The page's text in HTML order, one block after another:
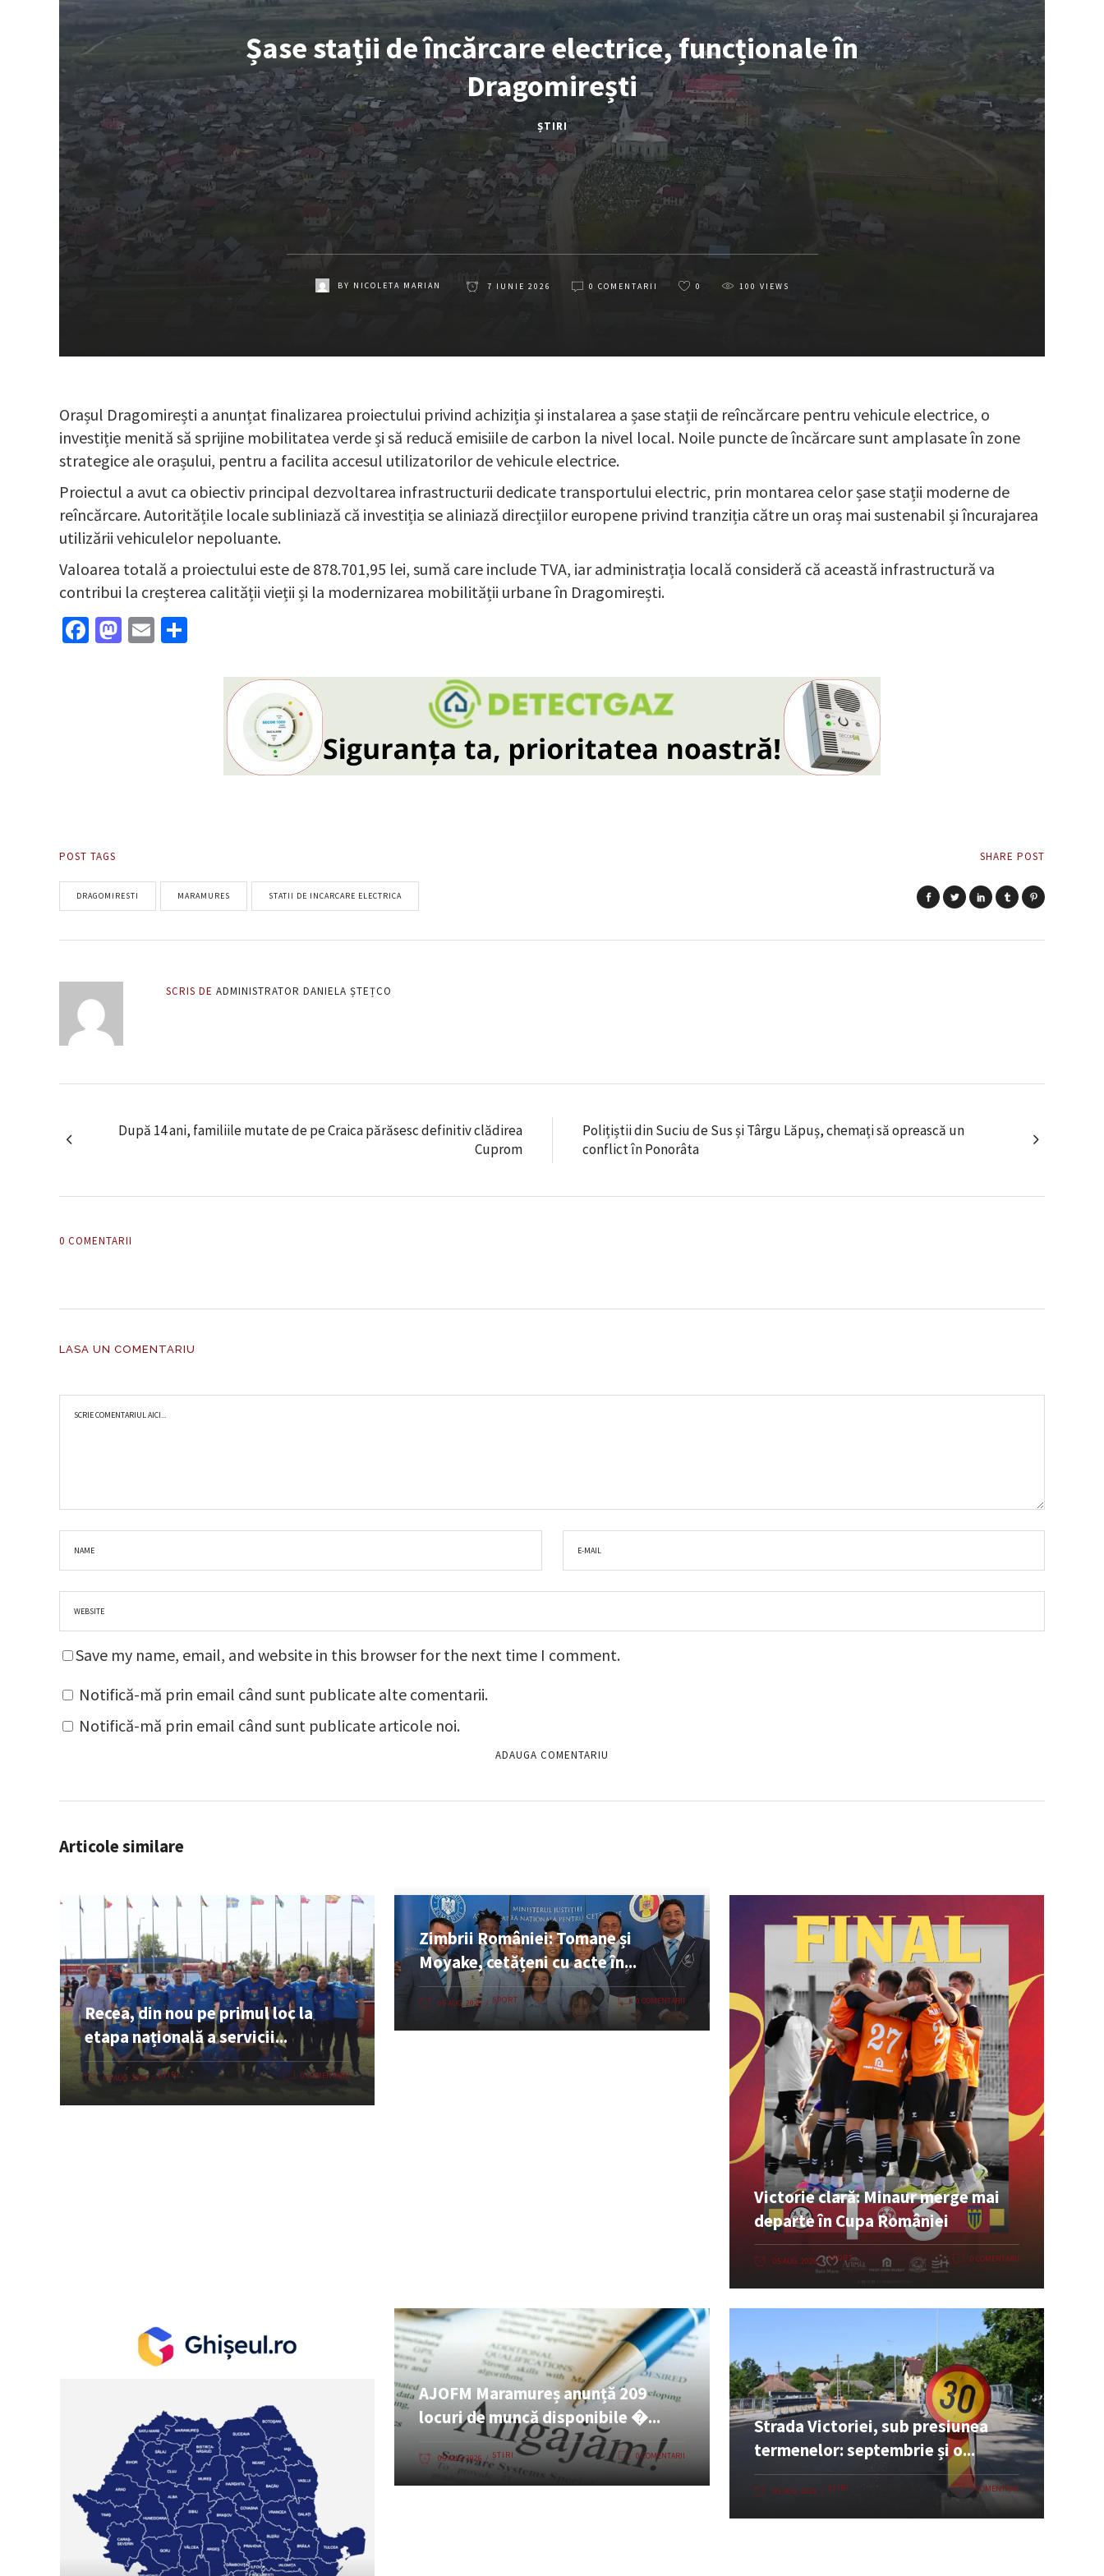
Șase stații de încărcare electrice, funcționale în
Dragomirești
ȘTIRI
BY NICOLETA MARIAN 7 IUNIE 2026 0 COMENTARII 0 100 VIEWS
Orașul Dragomirești a anunțat finalizarea proiectului privind achiziția și instalarea a șase stații de reîncărcare pentru vehicule electrice, o
investiție menită să sprijine mobilitatea verde și să reducă emisiile de carbon la nivel local. Noile puncte de încărcare sunt amplasate în zone
strategice ale orașului, pentru a facilita accesul utilizatorilor de vehicule electrice.
Proiectul a avut ca obiectiv principal dezvoltarea infrastructurii dedicate transportului electric, prin montarea celor șase stații moderne de
reîncărcare. Autoritățile locale subliniază că investiția se aliniază direcțiilor europene privind tranziția către un oraș mai sustenabil și încurajarea
utilizării vehiculelor nepoluante.
Valoarea totală a proiectului este de 878.701,95 lei, sumă care include TVA, iar administrația locală consideră că această infrastructură va
contribui la creșterea calității vieții și la modernizarea mobilității urbane în Dragomirești.
Facebook
Mastodon
Email
POST TAGS
DRAGOMIRESTI MARAMURES STATII DE INCARCARE ELECTRICA
SHARE POST
SCRIS DE ADMINISTRATOR DANIELA ȘTEȚCO
După 14 ani, familiile mutate de pe Craica părăsesc definitiv clădirea
Cuprom
Polițiștii din Suciu de Sus și Târgu Lăpuș, chemați să oprească un
conflict în Ponorâta
0 COMENTARII
LASA UN COMENTARIU
Save my name, email, and website in this browser for the next time I comment.
Notifică-mă prin email când sunt publicate alte comentarii.
Notifică-mă prin email când sunt publicate articole noi.
Articole similare
Recea, din nou pe primul loc la
etapa națională a servicii...
05 AUG. 2026 ȘTIRI 0 COMENTARII
Zimbrii României: Tomane și
Moyake, cetățeni cu acte în...
05 AUG. 2026 SPORT 0 COMENTARII
Victorie clară: Minaur merge mai
departe în Cupa României
05 AUG. 2026 SPORT 0 COMENTARII
AJOFM Maramureș anunță 209
locuri de muncă disponibile �...
05 AUG. 2026 ȘTIRI 0 COMENTARII
Strada Victoriei, sub presiunea
termenelor: septembrie și o...
05 AUG. 2026 ȘTIRI 0 COMENTARII